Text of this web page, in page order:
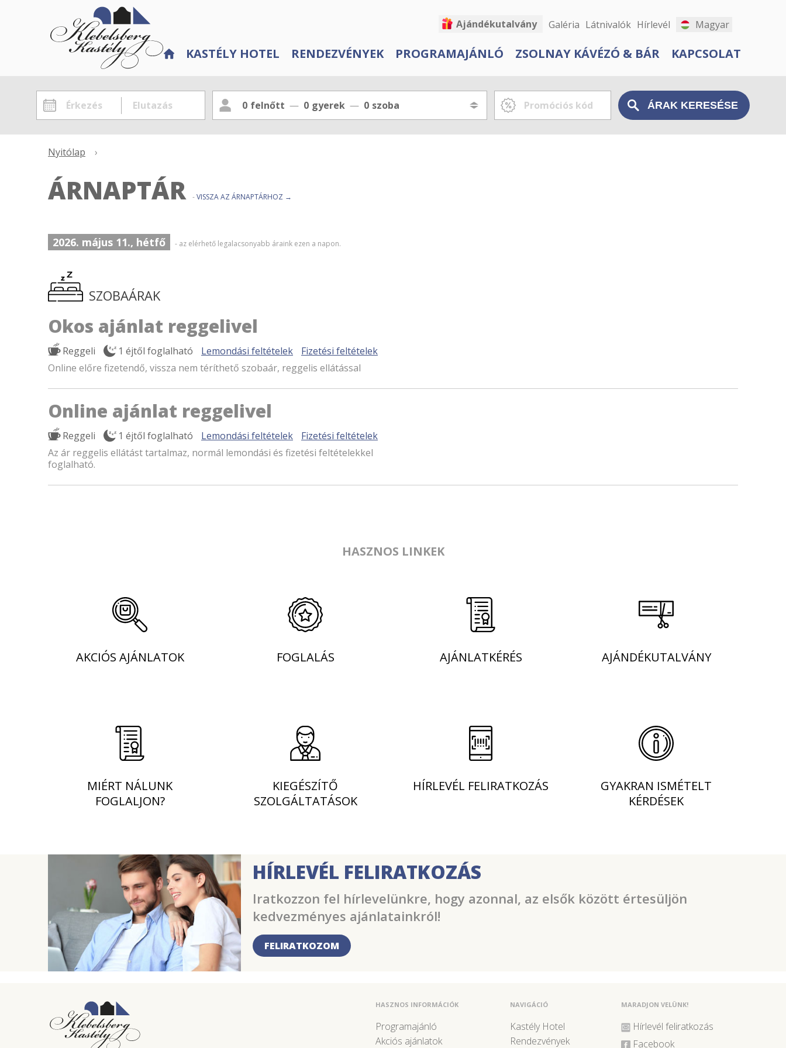
Ajándékutalvány Galéria Látnivalók Hírlevél Magyar
KASTÉLY HOTEL RENDEZVÉNYEK PROGRAMAJÁNLÓ ZSOLNAY KÁVÉZÓ & BÁR KAPCSOLAT
0 felnőtt 0 gyerek 0 szoba
Nyitólap ›
ÁRNAPTÁR -VISSZA AZ ÁRNAPTÁRHOZ →
2026. május 11., hétfő - az elérhető legalacsonyabb áraink ezen a napon.
SZOBAÁRAK
Okos ajánlat reggelivel
Reggeli 1 éjtől foglalható Lemondási feltételek
Fizetési feltételek
Online előre fizetendő, vissza nem téríthető szobaár, reggelis ellátással
Online ajánlat reggelivel
Reggeli 1 éjtől foglalható Lemondási feltételek
Fizetési feltételek
Az ár reggelis ellátást tartalmaz, normál lemondási és fizetési feltételekkel
foglalható.
HASZNOS LINKEK
AKCIÓS AJÁNLATOK FOGLALÁS AJÁNLATKÉRÉS AJÁNDÉKUTALVÁNY
MIÉRT NÁLUNK
FOGLALJON?
KIEGÉSZÍTŐ
SZOLGÁLTATÁSOK
HÍRLEVÉL FELIRATKOZÁS
GYAKRAN ISMÉTELT
KÉRDÉSEK
HÍRLEVÉL FELIRATKOZÁS
Iratkozzon fel hírlevelünkre, hogy azonnal, az elsők között értesüljön
kedvezményes ajánlatainkról!
FELIRATKOZOM
HASZNOS INFORMÁCIÓK
Programajánló
Akciós ajánlatok
NAVIGÁCIÓ
Kastély Hotel
Rendezvények
MARADJON VELÜNK!
Hírlevél feliratkozás
Facebook